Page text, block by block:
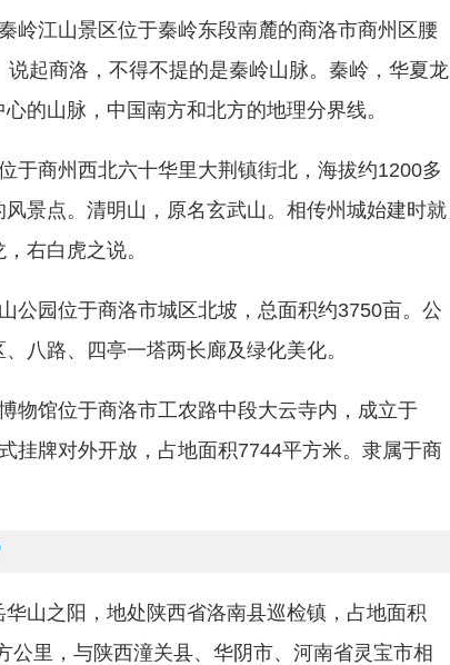
岭江山景区位于秦岭东段南麓的商洛市商州区腰
起商洛，不得不提的是秦岭山脉。秦岭，华夏龙
的山脉，中国南方和北方的地理分界线。
于商州西北六十华里大荆镇街北，海拔约1200多
景点。清明山，原名玄武山。相传州城始建时就
右白虎之说。
公园位于商洛市城区北坡，总面积约3750亩。公
八路、四亭一塔两长廊及绿化美化。
物馆位于商洛市工农路中段大云寺内，成立于
挂牌对外开放，占地面积7744平方米。隶属于商
山之阳，地处陕西省洛南县巡检镇，占地面积
公里，与陕西潼关县、华阴市、河南省灵宝市相